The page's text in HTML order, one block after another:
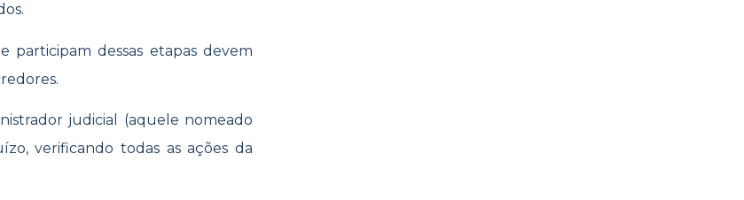
participam dessas etapas devem
judicial (aquele nomeado
verificando todas as ações da